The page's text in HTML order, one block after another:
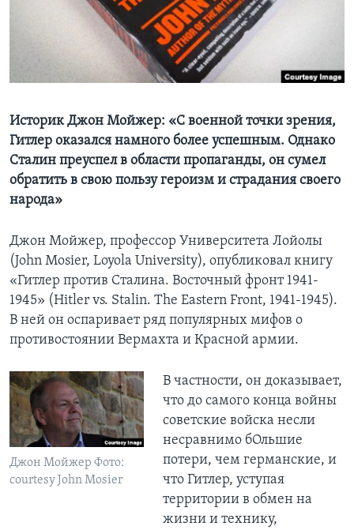
Learning English
Языки
Историк Джон Мойжер: «С военной точки зрения,
Гитлер оказался намного более успешным. Однако
Сталин преуспел в области пропаганды, он сумел
обратить в свою пользу героизм и страдания своего
народа»
Джон Мойжер, профессор Университета Лойолы
(John Mosier, Loyola University), опубликовал книгу
«Гитлер против Сталина. Восточный фронт 1941-
1945» (Hitler vs. Stalin. The Eastern Front, 1941-1945).
В ней он оспаривает ряд популярных мифов о
противостоянии Вермахта и Красной армии.​
Джон Мойжер Фото:
сourtesy John Mosier
​В частности, он доказывает,
что до самого конца войны
советские войска несли
несравнимо бОльшие
потери, чем германские, и
что Гитлер, уступая
территории в обмен на
жизни и технику,